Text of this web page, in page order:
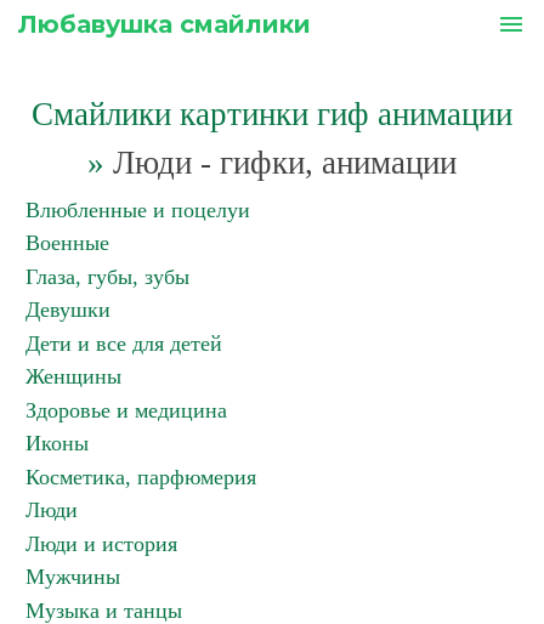
Любавушка смайлики menu
Смайлики картинки гиф анимации
» Люди - гифки, анимации
Влюбленные и поцелуи
Военные
Глаза, губы, зубы
Девушки
Дети и все для детей
Женщины
Здоровье и медицина
Иконы
Косметика, парфюмерия
Люди
Люди и история
Мужчины
Музыка и танцы